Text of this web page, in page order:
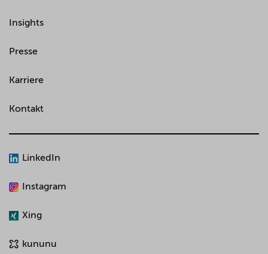
Insights
Presse
Karriere
Kontakt
LinkedIn
Instagram
Xing
kununu